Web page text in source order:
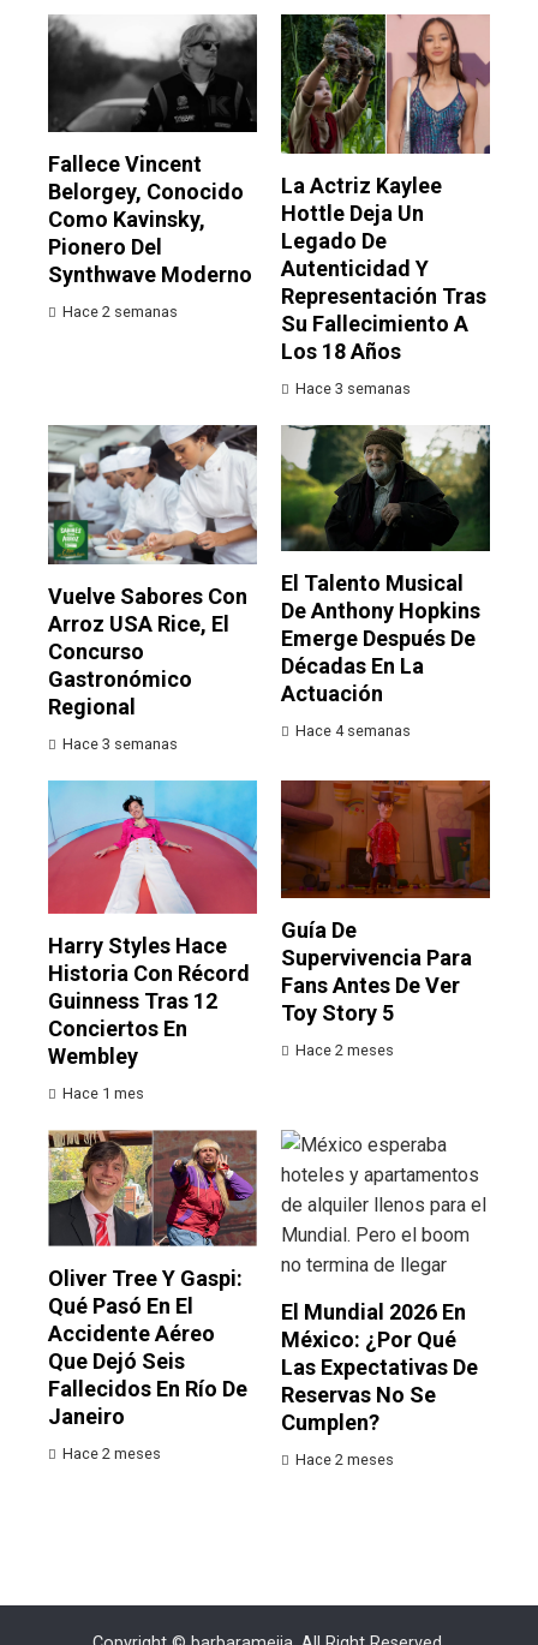
Fallece Vincent
Belorgey, Conocido
Como Kavinsky,
Pionero Del
Synthwave Moderno
Hace 2 semanas
La Actriz Kaylee
Hottle Deja Un
Legado De
Autenticidad Y
Representación Tras
Su Fallecimiento A
Los 18 Años
Hace 3 semanas
Vuelve Sabores Con
Arroz USA Rice, El
Concurso
Gastronómico
Regional
Hace 3 semanas
El Talento Musical
De Anthony Hopkins
Emerge Después De
Décadas En La
Actuación
Hace 4 semanas
Harry Styles Hace
Historia Con Récord
Guinness Tras 12
Conciertos En
Wembley
Hace 1 mes
Guía De
Supervivencia Para
Fans Antes De Ver
Toy Story 5
Hace 2 meses
Oliver Tree Y Gaspi:
Qué Pasó En El
Accidente Aéreo
Que Dejó Seis
Fallecidos En Río De
Janeiro
Hace 2 meses
El Mundial 2026 En
México: ¿por Qué
Las Expectativas De
Reservas No Se
Cumplen?
Hace 2 meses